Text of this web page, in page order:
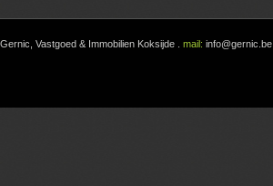
Gernic, Vastgoed & Immobilien Koksijde mail: info@gernic.be